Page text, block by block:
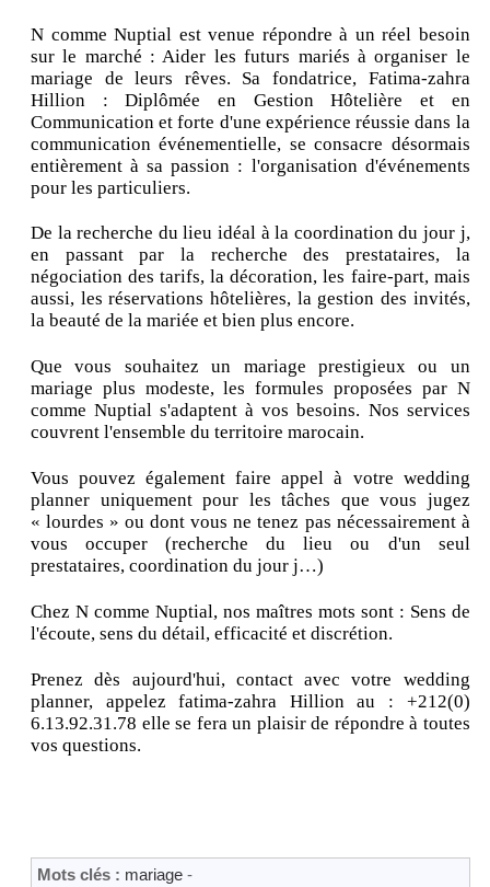
N comme Nuptial est venue répondre à un réel besoin
sur le marché : Aider les futurs mariés à organiser le
mariage de leurs rêves. Sa fondatrice, Fatima-zahra
Hillion : Diplômée en Gestion Hôtelière et en
Communication et forte d'une expérience réussie dans la
communication événementielle, se consacre désormais
entièrement à sa passion : l'organisation d'événements
pour les particuliers.
De la recherche du lieu idéal à la coordination du jour j,
en passant par la recherche des prestataires, la
négociation des tarifs, la décoration, les faire-part, mais
aussi, les réservations hôtelières, la gestion des invités,
la beauté de la mariée et bien plus encore.
Que vous souhaitez un mariage prestigieux ou un
mariage plus modeste, les formules proposées par N
comme Nuptial s'adaptent à vos besoins. Nos services
couvrent l'ensemble du territoire marocain.
Vous pouvez également faire appel à votre wedding
planner uniquement pour les tâches que vous jugez
« lourdes » ou dont vous ne tenez pas nécessairement à
vous occuper (recherche du lieu ou d'un seul
prestataires, coordination du jour j…)
Chez N comme Nuptial, nos maîtres mots sont : Sens de
l'écoute, sens du détail, efficacité et discrétion.
Prenez dès aujourd'hui, contact avec votre wedding
planner, appelez fatima-zahra Hillion au : +212(0)
6.13.92.31.78 elle se fera un plaisir de répondre à toutes
vos questions.
Mots clés : mariage -